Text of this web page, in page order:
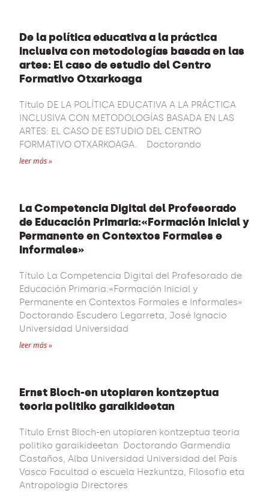
De la política educativa a la práctica
inclusiva con metodologías basada en las
artes: El caso de estudio del Centro
Formativo Otxarkoaga
Título DE LA POLÍTICA EDUCATIVA A LA PRÁCTICA
INCLUSIVA CON METODOLOGÍAS BASADA EN LAS
ARTES: EL CASO DE ESTUDIO DEL CENTRO
FORMATIVO OTXARKOAGA. Doctorando
leer más »
La Competencia Digital del Profesorado
de Educación Primaria:«Formación Inicial y
Permanente en Contextos Formales e
Informales»
Título La Competencia Digital del Profesorado de
Educación Primaria:«Formación Inicial y
Permanente en Contextos Formales e Informales»
Doctorando Escudero Legarreta, José Ignacio
Universidad Universidad
leer más »
Ernst Bloch-en utopiaren kontzeptua
teoria politiko garaikideetan
Título Ernst Bloch-en utopiaren kontzeptua teoria
politiko garaikideetan Doctorando Garmendia
Castaños, Alba Universidad Universidad del País
Vasco Facultad o escuela Hezkuntza, Filosofia eta
Antropologia Directores